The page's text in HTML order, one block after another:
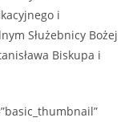
i
Służebnicy Bożej
Biskupa i